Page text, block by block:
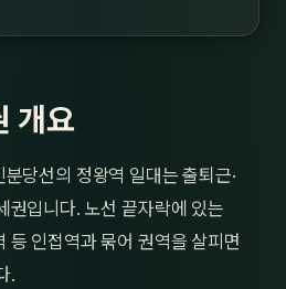
울산
24
개요
당선의 정왕역 일대는 출퇴근·
권입니다. 노선 끝자락에 있는
등 인접역과 묶어 권역을 살피면
.